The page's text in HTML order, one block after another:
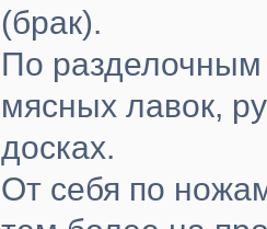
(брак).
По разделочным
мясных лавок,
досках.
От себя по